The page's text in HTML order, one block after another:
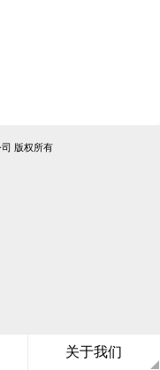
关于我们
版权所有